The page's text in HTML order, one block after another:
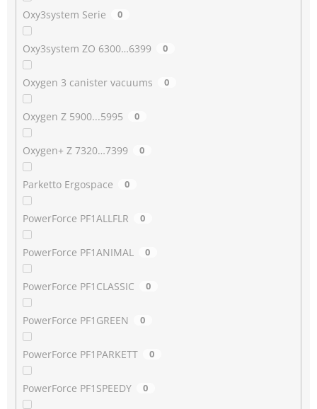
Oxy3system Serie 0
Oxy3system ZO 6300…6399 0
Oxygen 3 canister vacuums 0
Oxygen Z 5900...5995 0
Oxygen+ Z 7320…7399 0
Parketto Ergospace 0
PowerForce PF1ALLFLR 0
PowerForce PF1ANIMAL 0
PowerForce PF1CLASSIC 0
PowerForce PF1GREEN 0
PowerForce PF1PARKETT 0
PowerForce PF1SPEEDY 0